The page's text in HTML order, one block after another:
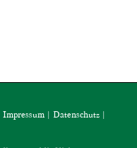
Impressum | Datenschutz |